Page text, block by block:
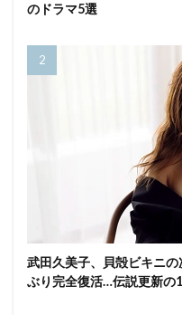
のドラマ5選
武田久美子、貝殻ビキニ
ぶり完全復活…伝説更新の